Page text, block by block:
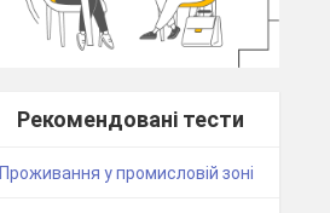
Рекомендовані тести
Проживання у промисловій зоні